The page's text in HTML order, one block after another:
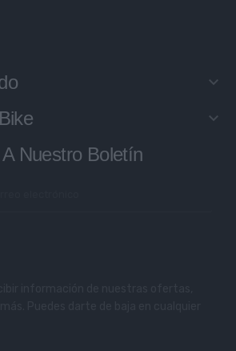
keyboard_arrow_down
keyboard_arrow_down
Nuestro Boletín